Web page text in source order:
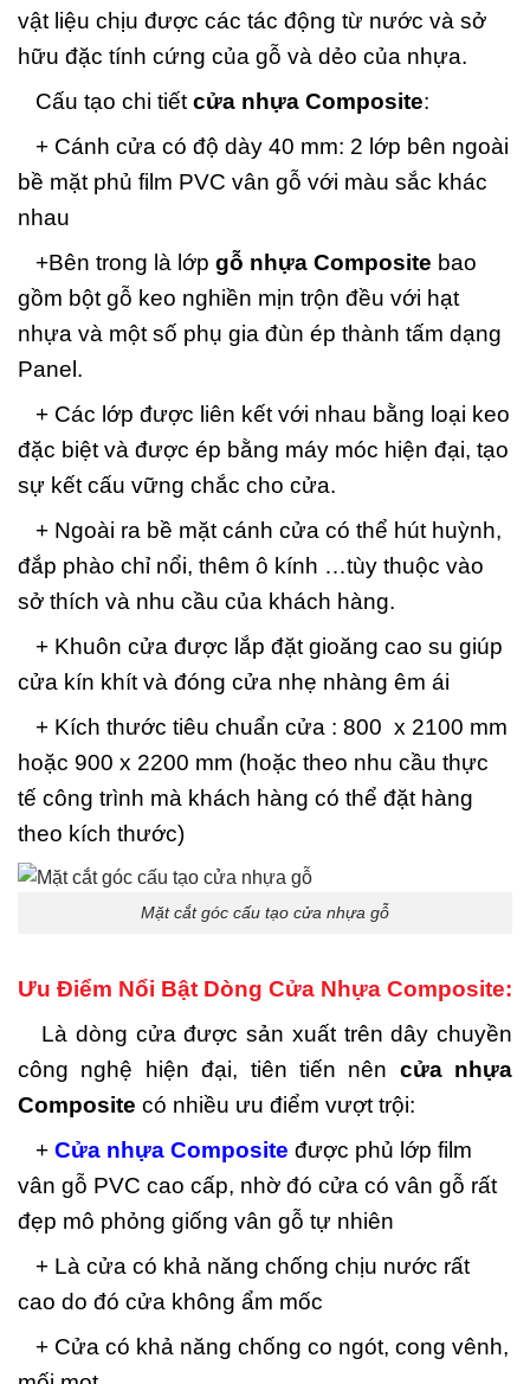
vật liệu chịu được các tác động từ nước và sở
hữu đặc tính cứng của gỗ và dẻo của nhựa.
Cấu tạo chi tiết cửa nhựa Composite:
+ Cánh cửa có độ dày 40 mm: 2 lớp bên ngoài
bề mặt phủ film PVC vân gỗ với màu sắc khác
nhau
+Bên trong là lớp gỗ nhựa Composite bao
gồm bột gỗ keo nghiền mịn trộn đều với hạt
nhựa và một số phụ gia đùn ép thành tấm dạng
Panel.
+ Các lớp được liên kết với nhau bằng loại keo
đặc biệt và được ép bằng máy móc hiện đại, tạo
sự kết cấu vững chắc cho cửa.
+ Ngoài ra bề mặt cánh cửa có thể hút huỳnh,
đắp phào chỉ nổi, thêm ô kính …tùy thuộc vào
sở thích và nhu cầu của khách hàng.
+ Khuôn cửa được lắp đặt gioăng cao su giúp
cửa kín khít và đóng cửa nhẹ nhàng êm ái
+ Kích thước tiêu chuẩn cửa : 800 x 2100 mm
hoặc 900 x 2200 mm (hoặc theo nhu cầu thực
tế công trình mà khách hàng có thể đặt hàng
theo kích thước)
Mặt cắt góc cấu tạo cửa nhựa gỗ
Ưu Điểm Nổi Bật Dòng Cửa Nhựa Composite:
Là dòng cửa được sản xuất trên dây chuyền
công nghệ hiện đại, tiên tiến nên cửa nhựa
Composite có nhiều ưu điểm vượt trội:
+ Cửa nhựa Composite được phủ lớp film
vân gỗ PVC cao cấp, nhờ đó cửa có vân gỗ rất
đẹp mô phỏng giống vân gỗ tự nhiên
+ Là cửa có khả năng chống chịu nước rất
cao do đó cửa không ẩm mốc
+ Cửa có khả năng chống co ngót, cong vênh,